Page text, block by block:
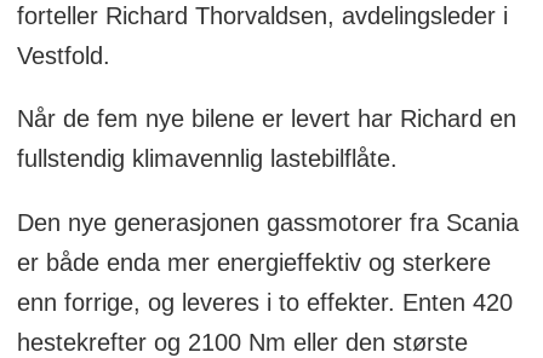
forteller Richard Thorvaldsen, avdelingsleder i
Vestfold.
Når de fem nye bilene er levert har Richard en
fullstendig klimavennlig lastebilflåte.
Den nye generasjonen gassmotorer fra Scania
er både enda mer energieffektiv og sterkere
enn forrige, og leveres i to effekter. Enten 420
hestekrefter og 2100 Nm eller den største